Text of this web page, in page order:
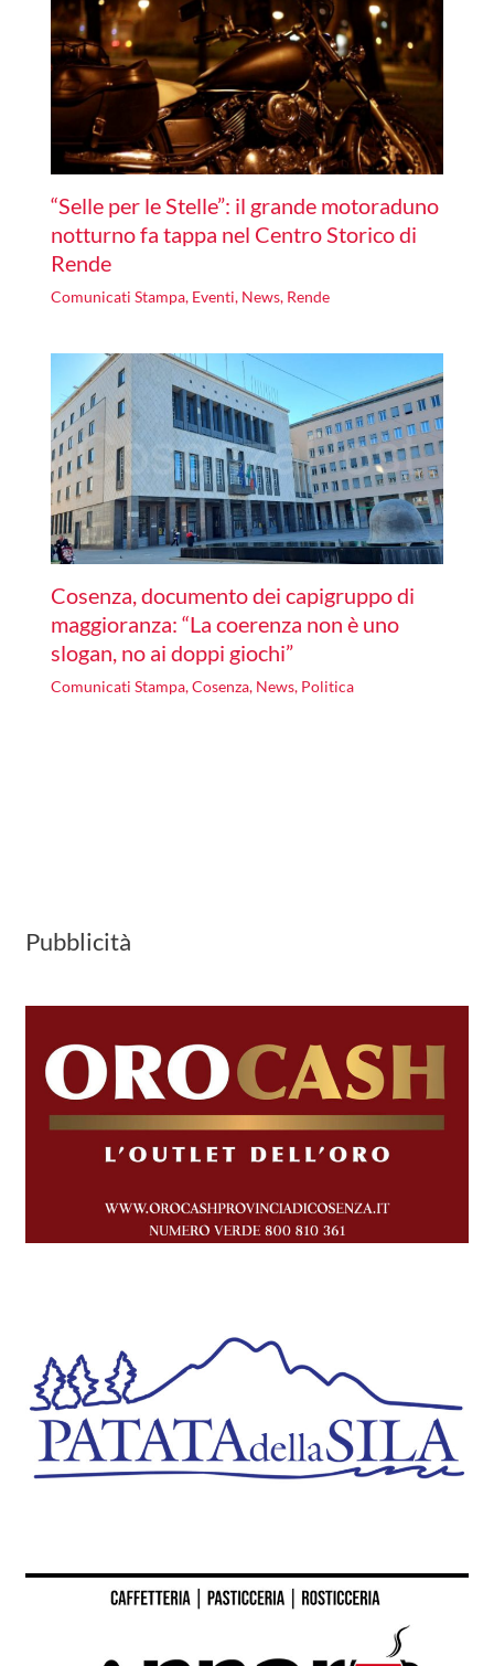
“Selle per le Stelle”: il grande motoraduno
notturno fa tappa nel Centro Storico di
Rende
Comunicati Stampa, Eventi, News, Rende
Cosenza, documento dei capigruppo di
maggioranza: “La coerenza non è uno
slogan, no ai doppi giochi”
Comunicati Stampa,Cosenza, News, Politica
Pubblicità